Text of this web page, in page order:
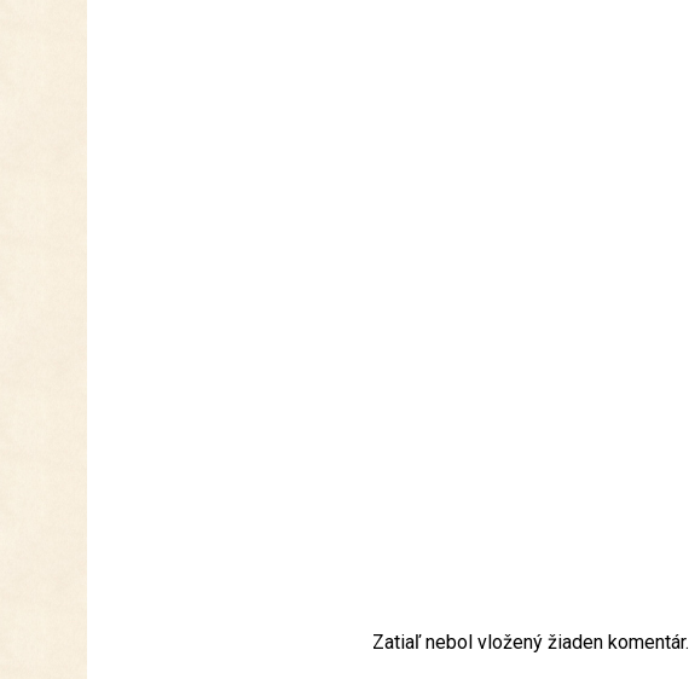
Zatiaľ nebol vložený žiaden komentár.